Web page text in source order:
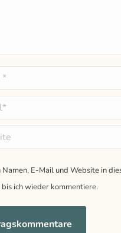
Namen, E-Mail und Website in
bis ich wieder kommentiere.